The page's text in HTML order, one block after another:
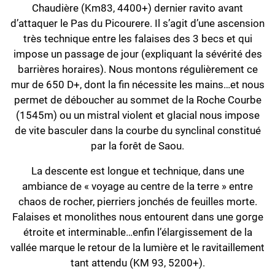
Chaudière (Km83, 4400+) dernier ravito avant
d’attaquer le Pas du Picourere. Il s’agit d’une ascension
très technique entre les falaises des 3 becs et qui
impose un passage de jour (expliquant la sévérité des
barrières horaires). Nous montons régulièrement ce
mur de 650 D+, dont la fin nécessite les mains…et nous
permet de déboucher au sommet de la Roche Courbe
(1545m) ou un mistral violent et glacial nous impose
de vite basculer dans la courbe du synclinal constitué
par la forêt de Saou.
La descente est longue et technique, dans une
ambiance de « voyage au centre de la terre » entre
chaos de rocher, pierriers jonchés de feuilles morte.
Falaises et monolithes nous entourent dans une gorge
étroite et interminable…enfin l’élargissement de la
vallée marque le retour de la lumière et le ravitaillement
tant attendu (KM 93, 5200+).